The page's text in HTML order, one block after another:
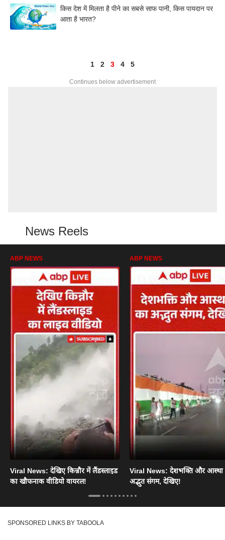
किस देश में मिलता है पीने का सबसे साफ पानी, किस पायदान पर
आता है भारत?
1 2 3 4 5
Continues below advertisement
News Reels
ABP NEWS
Viral News: देखिए किन्नौर में लैंडस्लाइड
का खौफनाक वीडियो वायरल!
ABP NEWS
Viral News: देशभक्ति और आस्था
अद्भुत संगम, देखिए!
SPONSORED LINKS BY TABOOLA